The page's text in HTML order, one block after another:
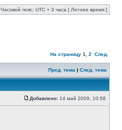
Часовой пояс: UTC + 3 часа [ Летнее время ]
На страницу 1 2 След.
Пред. тема | След. тема
Добавлено: 14 май 2009, 10:58